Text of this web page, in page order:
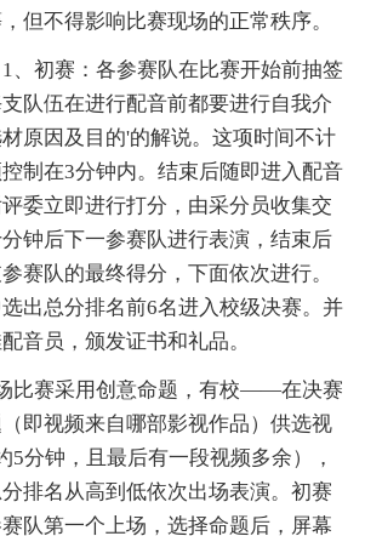
但不得影响比赛现场的正常秩序。
初赛：各参赛队在比赛开始前抽签
队伍在进行配音前都要进行自我介
原因及目的'的解说。这项时间不计
制在3分钟内。结束后随即进入配音
委立即进行打分，由采分员收集交
钟后下一参赛队进行表演，结束后
赛队的最终得分，下面依次进行。
出总分排名前6名进入校级决赛。并
音员，颁发证书和礼品。
赛采用创意命题，有校——在决赛
即视频来自哪部影视作品）供选视
5分钟，且最后有一段视频多余），
排名从高到低依次出场表演。初赛
队第一个上场，选择命题后，屏幕